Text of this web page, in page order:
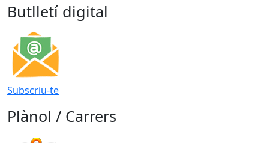
Butlletí digital
Subscriu-te
Plànol / Carrers